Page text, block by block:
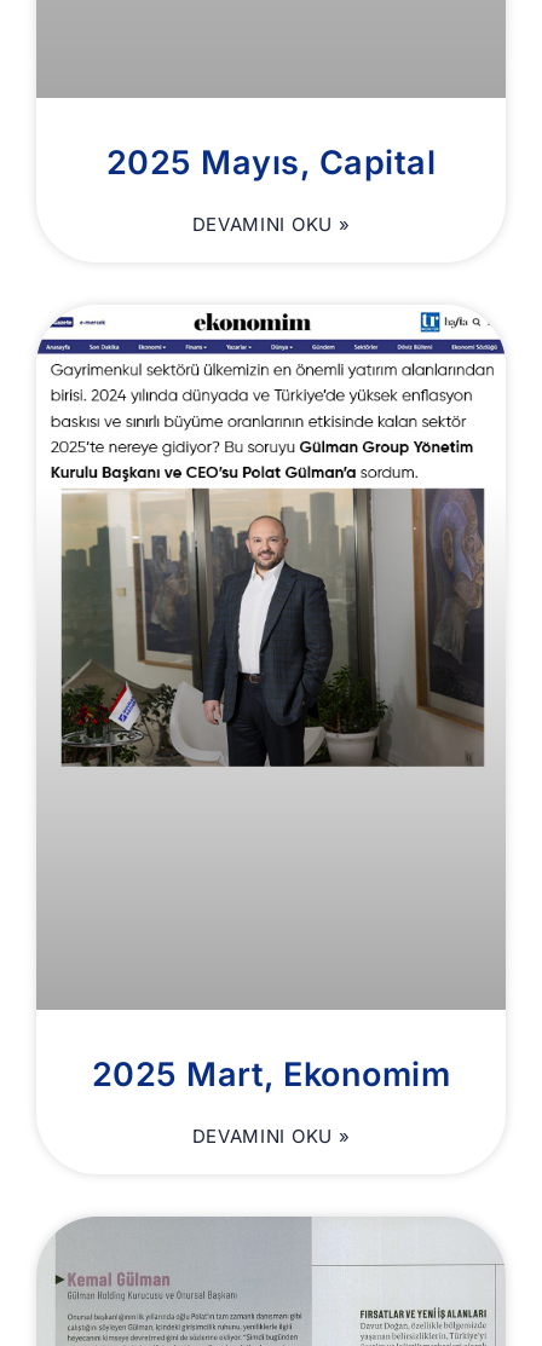
2025 Mayıs, Capital
DEVAMINI OKU »
2025 Mart, Ekonomim
DEVAMINI OKU »